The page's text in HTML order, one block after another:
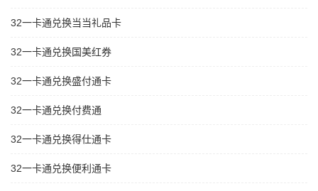
32一卡通兑换当当礼品卡
32一卡通兑换国美红券
32一卡通兑换盛付通卡
32一卡通兑换付费通
32一卡通兑换得仕通卡
32一卡通兑换便利通卡